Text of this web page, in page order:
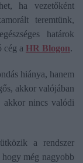
ha vezetőként
teremtünk,
határok
cég a HR Blogon.
hiánya, hanem
akkor valójában
akkor nincs valódi
a rendszer
még nagyobb